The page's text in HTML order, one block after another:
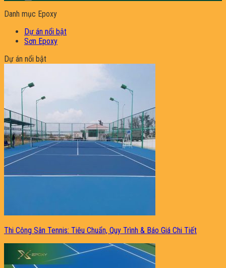
Danh mục Epoxy
Dự án nổi bật
Sơn Epoxy
Dự án nổi bật
Thi Công Sân Tennis: Tiêu Chuẩn, Quy Trình & Báo Giá Chi Tiết